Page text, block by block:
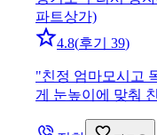
파트상가)
4.8(후기 39)
"친정 엄마모시고
게 눈높이에 맞춰